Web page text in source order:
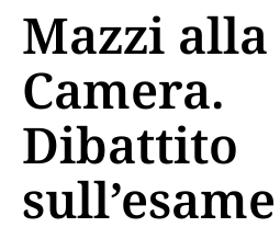
Mazzi alla
Camera.
Dibattito
sull’esame